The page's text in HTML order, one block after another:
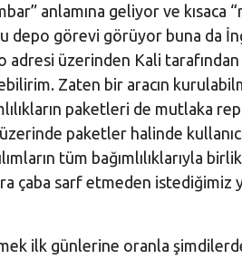
anlamına geliyor ve kısaca
depo görevi görüyor buna da
adresi üzerinden Kali
Zaten bir aracın
paketleri de mutlaka
paketler halinde
tüm bağımlılıklarıyla
çaba sarf etmeden istediğimiz
ilk günlerine oranla